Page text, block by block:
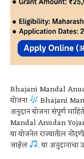
Bhajani Mandal
योजना
Bhajani
अनुदान योजना संपूर्ण
Mandal Anudan
या योजनेत राज्यातील
जाईल
. या